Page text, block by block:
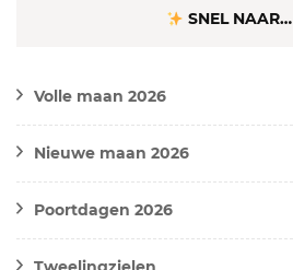
SNEL NAAR…
Volle maan 2026
Nieuwe maan 2026
Poortdagen 2026